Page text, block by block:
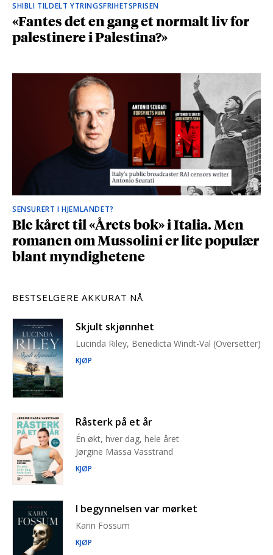
SHIBLI TILDELT YTRINGSFRIHETSPRISEN
«Fantes det en gang et normalt liv for
palestinere i Palestina?»
SENSURERT I HJEMLANDET?
Ble kåret til «Årets bok» i Italia. Men
romanen om Mussolini er lite populær
blant myndighetene
BESTSELGERE AKKURAT NÅ
Skjult skjønnhet
Lucinda Riley, Benedicta Windt-Val (Oversetter)
KJØP
Råsterk på et år
Én økt, hver dag, hele året
Jørgine Massa Vasstrand
KJØP
I begynnelsen var mørket
Karin Fossum
KJØP